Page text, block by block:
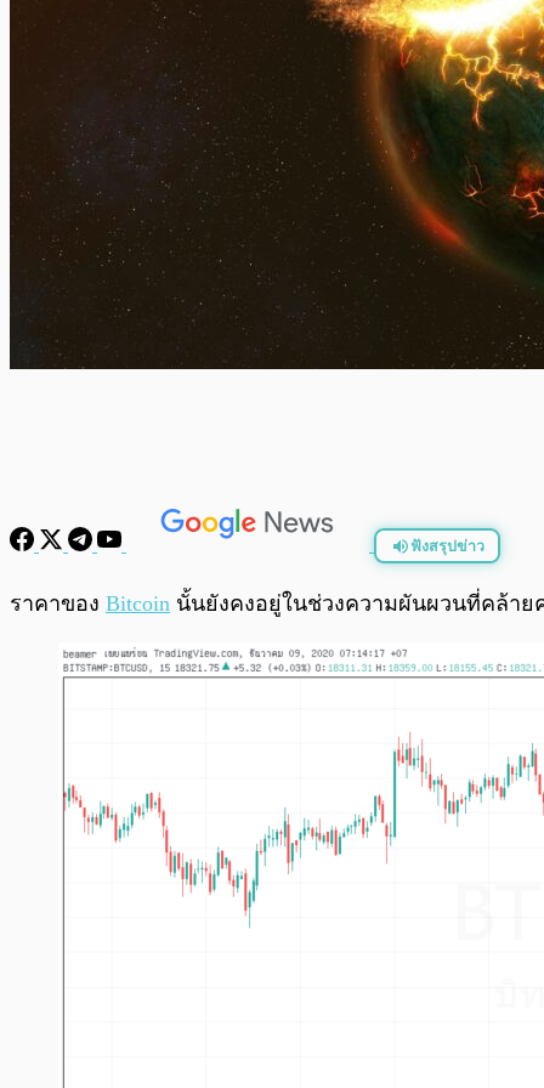
ฟังสรุปข่าว
พร้อมเล่น
ราคาของ Bitcoin นั้นยังคงอยู่ในช่วงความผันผวนที่คล้าย